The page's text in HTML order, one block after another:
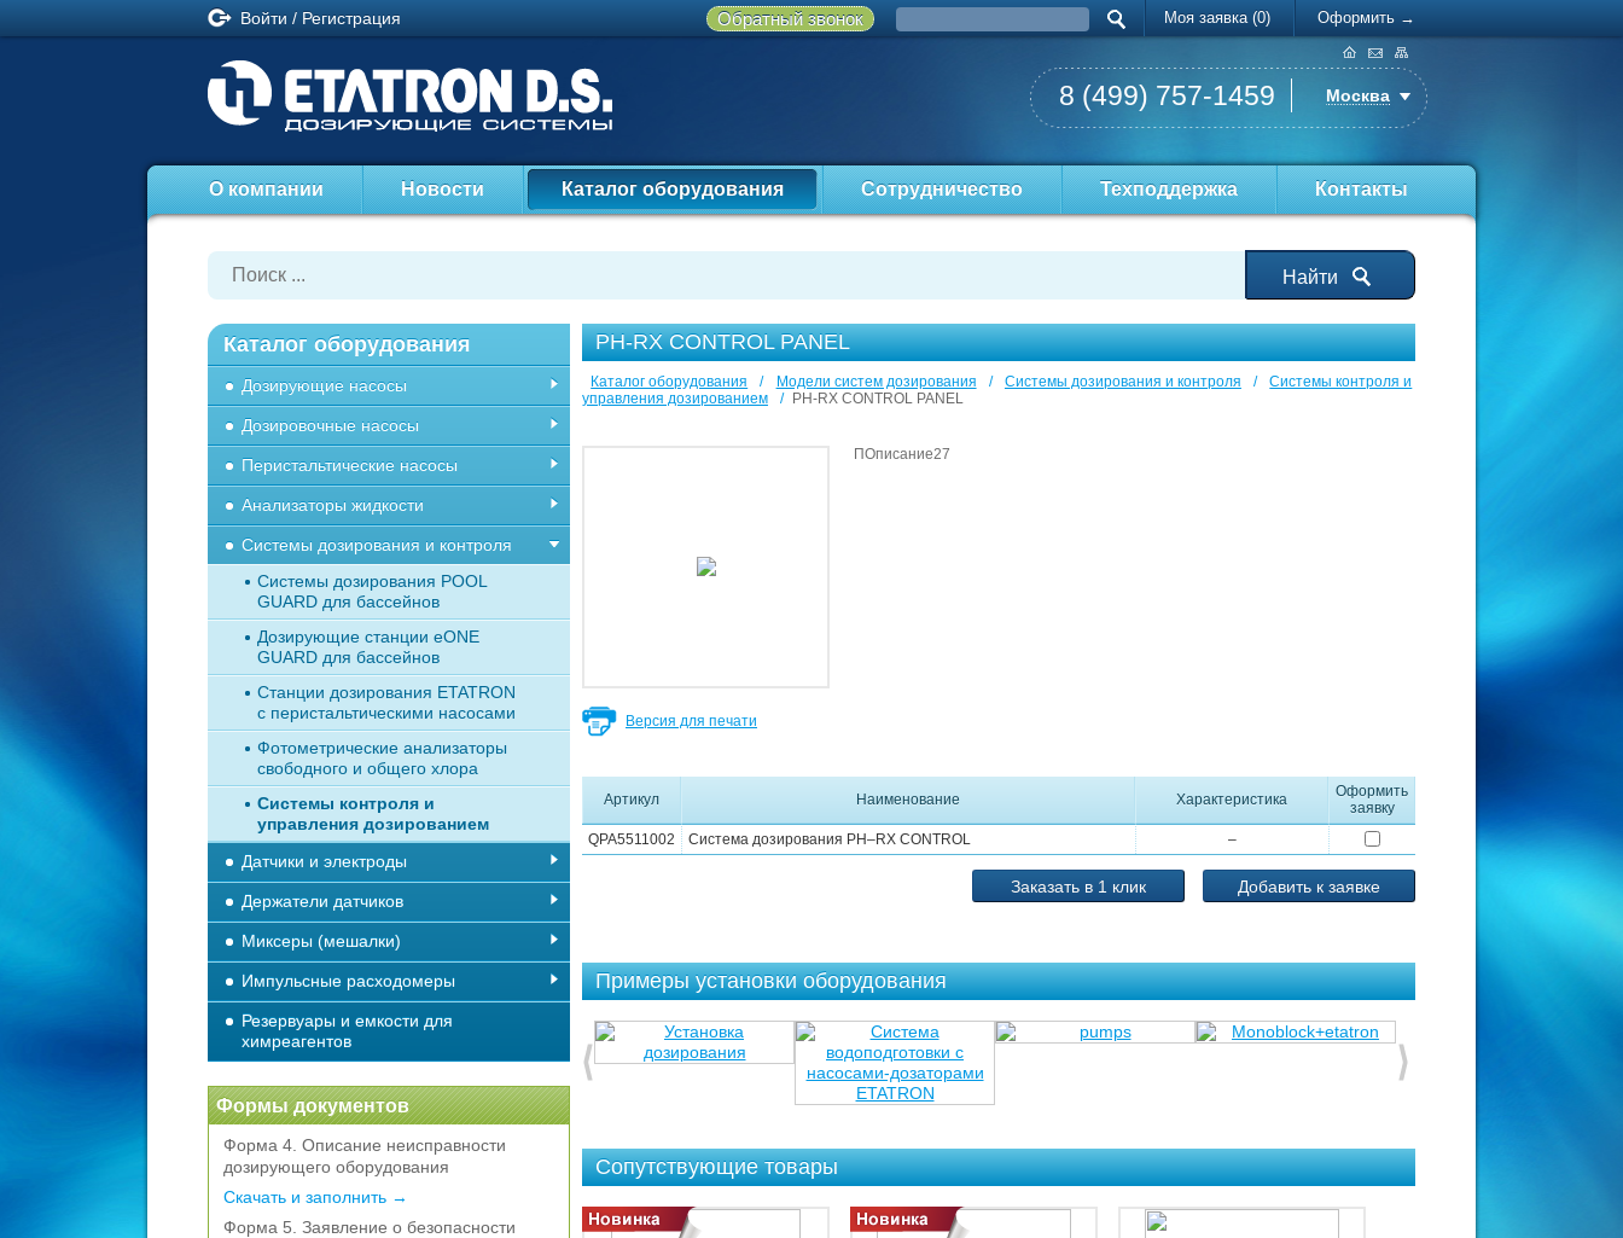
Войти / Регистрация Моя заявка (0) Оформить →
Обратный звонок
О компании Новости Каталог оборудования Сотрудничество Техподдержка Контакты
8 (499) 757-1459 Москва
Найти
PH-RX CONTROL PANEL
Каталог оборудования / Модели систем дозирования / Системы дозирования и контроля /
Системы контроля и
управления дозированием
/ PH-RX CONTROL PANEL
Версия для печати
ПОписание27
Артикул Наименование Характеристика
Оформить
заявку
QPA5511002
Система дозирования PH–RX CONTROL –
Заказать в 1 клик
Примеры установки оборудования
Сопутствующие товары
Каталог оборудования
Дозирующие насосы
Дозировочные насосы
Перистальтические насосы
Анализаторы жидкости
Системы дозирования и контроля
Системы дозирования POOL
GUARD для бассейнов
Дозирующие станции eONE
GUARD для бассейнов
Станции дозирования ETATRON
с перистальтическими насосами
Фотометрические анализаторы
свободного и общего хлора
Системы контроля и
управления дозированием
Датчики и электроды
Держатели датчиков
Миксеры (мешалки)
Импульсные расходомеры
Резервуары и емкости для
химреагентов
Формы документов
Форма 4. Описание неисправности
дозирующего оборудования
Скачать и заполнить →
Форма 5. Заявление о безопасности